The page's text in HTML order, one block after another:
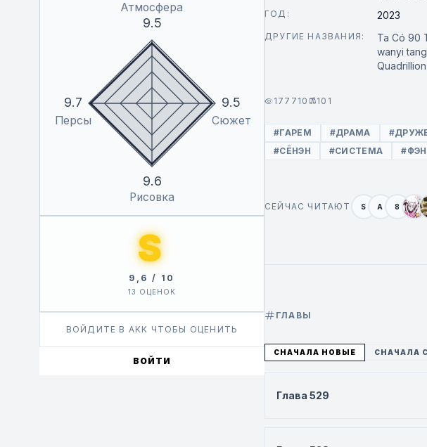
9.5
9.5
9.6
9.7
Атмосфера
Сюжет
Рисовка
Персы
S
9,6 / 10
13 ОЦЕНОК
ВОЙДИТЕ В АКК ЧТОБЫ ОЦЕНИТЬ
ВОЙТИ
ГОД: 2023
ДРУГИЕ НАЗВАНИЯ:
Ta Có 90
wanyi
177710 101
#ГАРЕМ #ДРАМА
#СЁНЭН
#СИСТЕМА
СЕЙЧАС ЧИТАЮТ S A 8
ГЛАВЫ
СНАЧАЛА НОВЫЕ СНАЧАЛА
Глава 529